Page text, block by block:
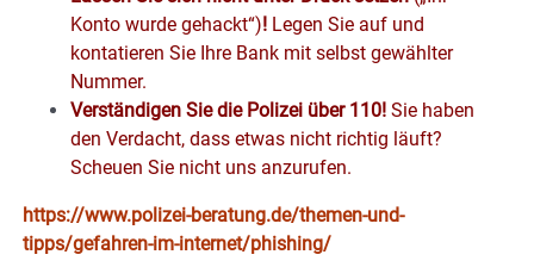
Konto wurde gehackt“)! Legen Sie auf und
kontatieren Sie Ihre Bank mit selbst gewählter
Nummer.
Verständigen Sie die Polizei über 110! Sie haben
den Verdacht, dass etwas nicht richtig läuft?
Scheuen Sie nicht uns anzurufen.
https://www.polizei-beratung.de/themen-und-
tipps/gefahren-im-internet/phishing/